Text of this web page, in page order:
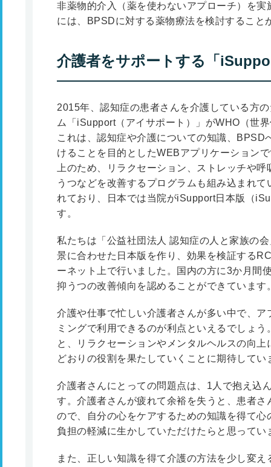
非薬物的介入（薬を使わないアプローチ）を
には、BPSDに対する薬物療法を検討すること
介護者をサポートする「
2015年、認知症の患者さんを介護している方
ム「iSupport（アイサポート）」がWHO（世
これは、認知症や介護についての知識、BPSD
けることを目的としたWEBアプリケーション
上のため、リラクセーション、ストレッチや
うつなどを改善するプログラムも組み込まれ
れており、日本では当院がiSupport日本版（
す。
私たちは「公益社団法人 認知症の人と家族の
景に合わせた日本版を作り、効果を検証する
ーネット上で行いました。国内の方に3か月間
抑うつの改善傾向を認めることができています
介護や仕事で忙しい介護者さんが多い中で、
ミングで利用できるのが利点といえるでしょ
と、リラクセーションやメンタルヘルスの向
どおりの役割を果たしていくことに期待してい
介護者さんにとっての問題点は、1人で抱え込
す。介護者さんが疲れて余裕を失うと、患者
ので、自分の心をケアするための知識を得て
負担の軽減に生かしていただけたらと思ってい
また、正しい知識を得て介護の方法を少し変